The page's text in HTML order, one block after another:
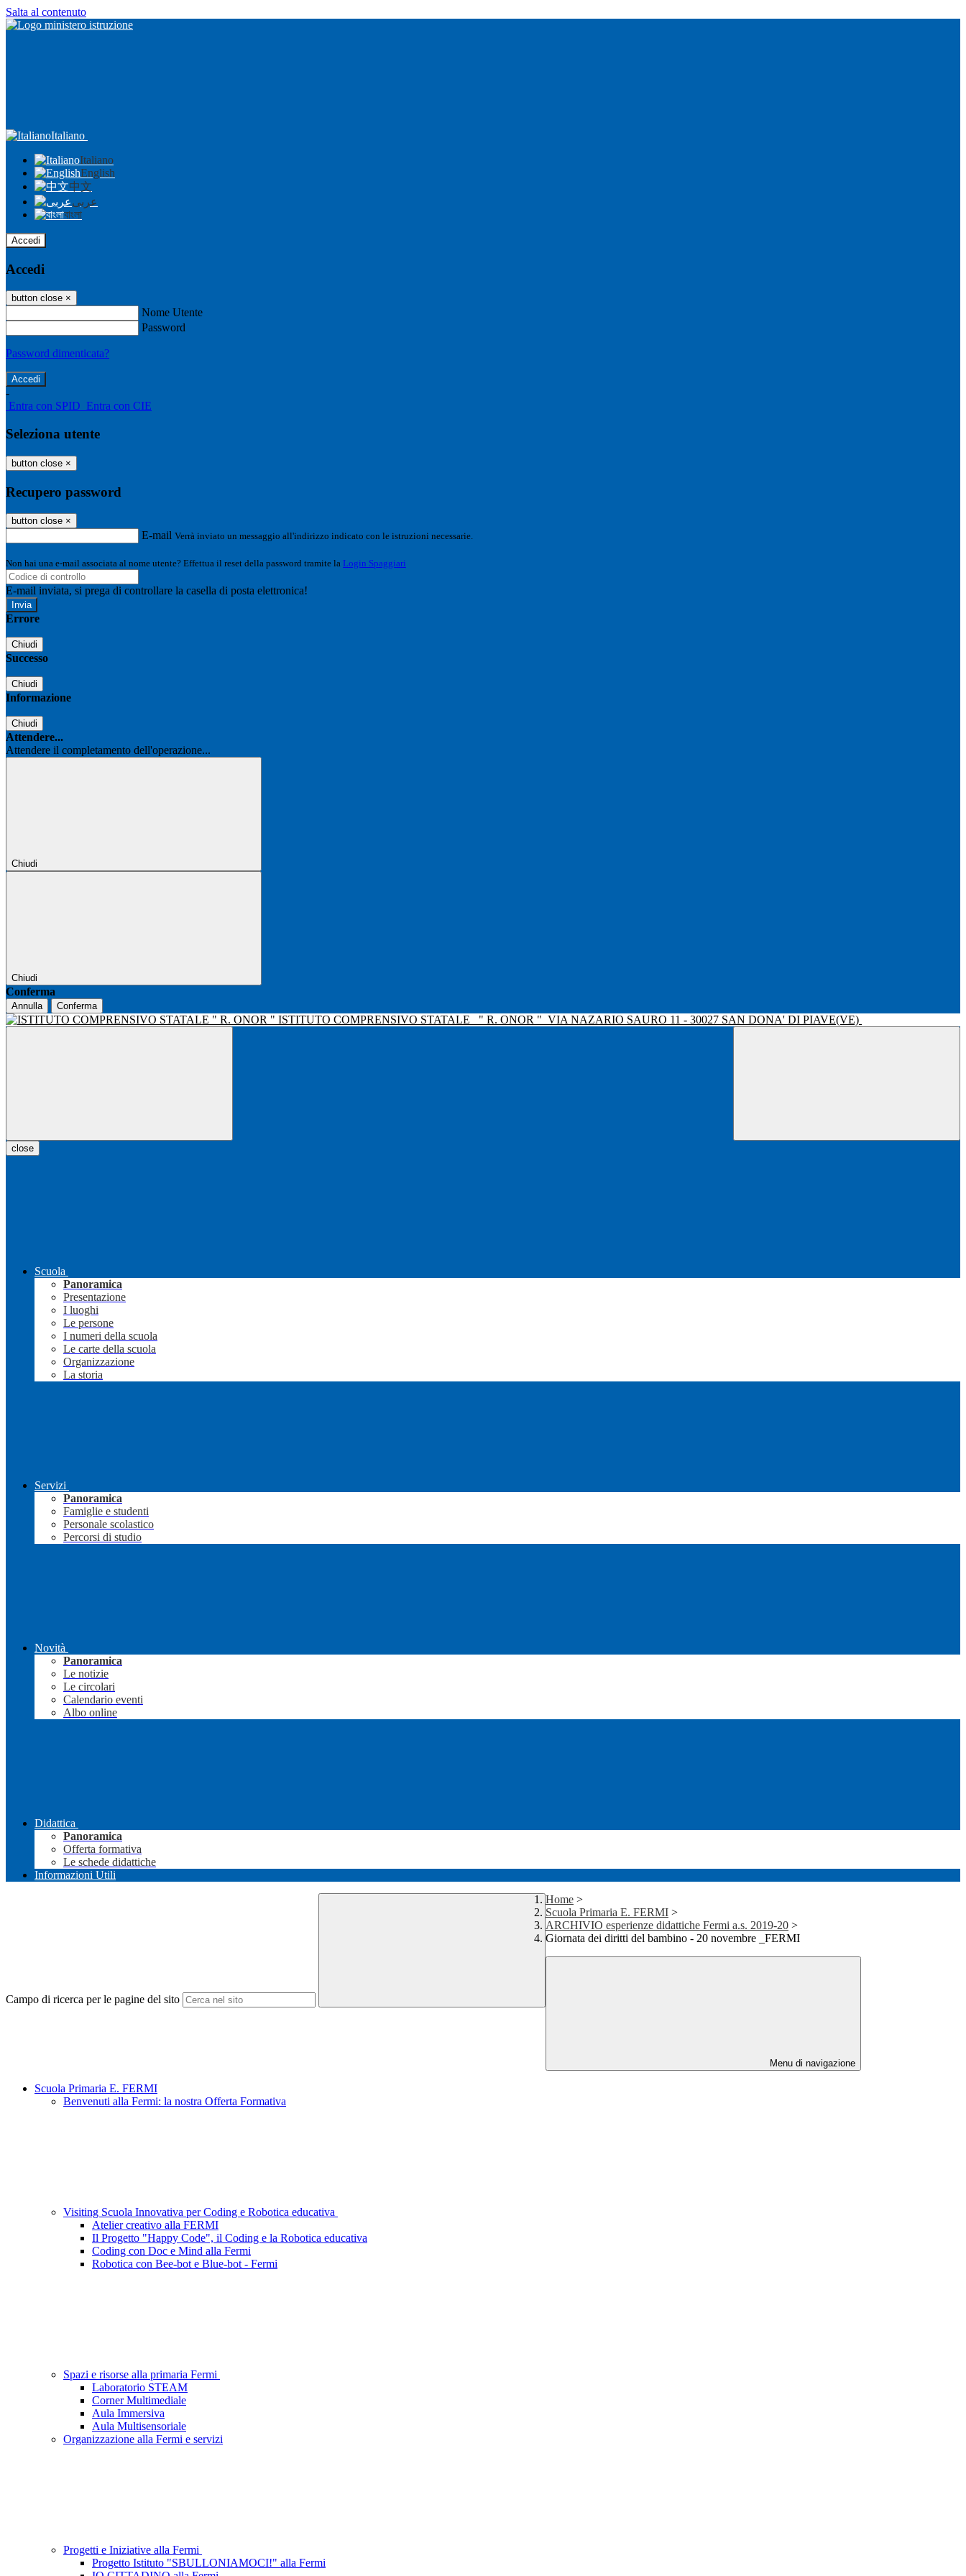
Salta al contenuto
Italiano
Italiano
English
中文
عربى
বাংলা
Accedi
Accedi
button close ×
Nome Utente
Password
Password dimenticata?
-
Entra con SPID Entra con CIE
Seleziona utente
button close ×
Recupero password
button close ×
E-mail Verrà inviato un messaggio all'indirizzo indicato con le istruzioni necessarie.
Non hai una e-mail associata al nome utente? Effettua il reset della password tramite la Login Spaggiari
E-mail inviata, si prega di controllare la casella di posta elettronica!
Errore
Chiudi
Successo
Chiudi
Informazione
Chiudi
Attendere...
Attendere il completamento dell'operazione...
Chiudi
Chiudi
Conferma
Annulla Conferma
ISTITUTO COMPRENSIVO STATALE " R. ONOR " VIA NAZARIO SAURO 11 - 30027 SAN DONA' DI PIAVE(VE)
close
Scuola
Panoramica
Presentazione
I luoghi
Le persone
I numeri della scuola
Le carte della scuola
Organizzazione
La storia
Servizi
Panoramica
Famiglie e studenti
Personale scolastico
Percorsi di studio
Novità
Panoramica
Le notizie
Le circolari
Calendario eventi
Albo online
Didattica
Panoramica
Offerta formativa
Le schede didattiche
Informazioni Utili
Campo di ricerca per le pagine del sito
Home >
Scuola Primaria E. FERMI >
ARCHIVIO esperienze didattiche Fermi a.s. 2019-20 >
Giornata dei diritti del bambino - 20 novembre _FERMI
Menu di navigazione
Scuola Primaria E. FERMI
Benvenuti alla Fermi: la nostra Offerta Formativa
Visiting Scuola Innovativa per Coding e Robotica educativa
Atelier creativo alla FERMI
Il Progetto "Happy Code", il Coding e la Robotica educativa
Coding con Doc e Mind alla Fermi
Robotica con Bee-bot e Blue-bot - Fermi
Spazi e risorse alla primaria Fermi
Laboratorio STEAM
Corner Multimediale
Aula Immersiva
Aula Multisensoriale
Organizzazione alla Fermi e servizi
Progetti e Iniziative alla Fermi
Progetto Istituto "SBULLONIAMOCI!" alla Fermi